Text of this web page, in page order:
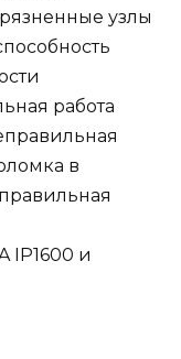
узлы
работа
в
IP1600 и